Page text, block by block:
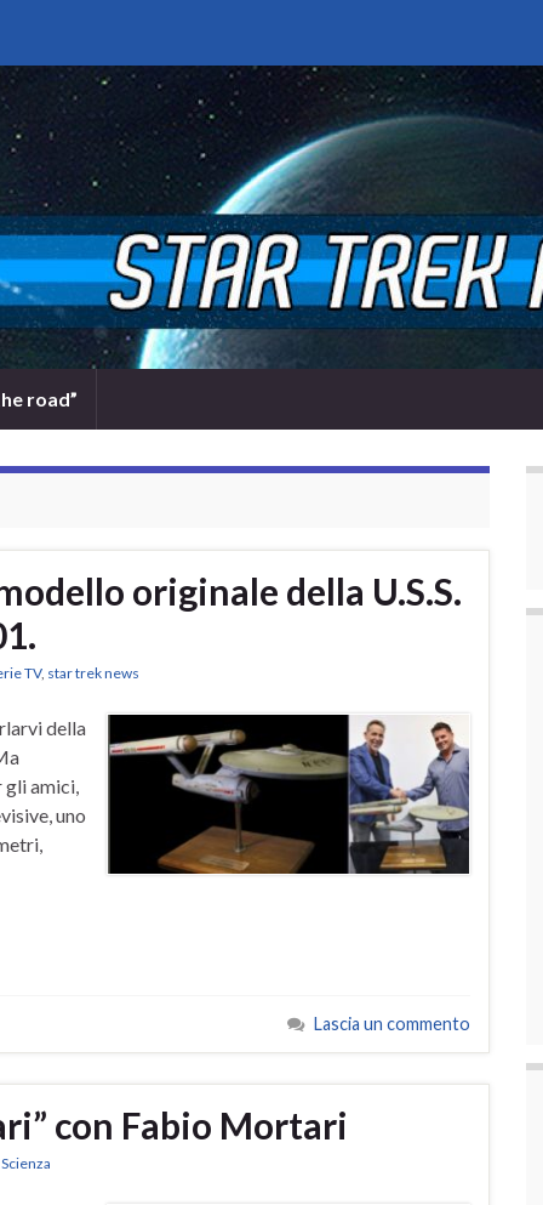
road”
originale della U.S.S.
TV, star trek news
della
gli amici,
uno
Lascia un commento
con Fabio Mortari
Scienza